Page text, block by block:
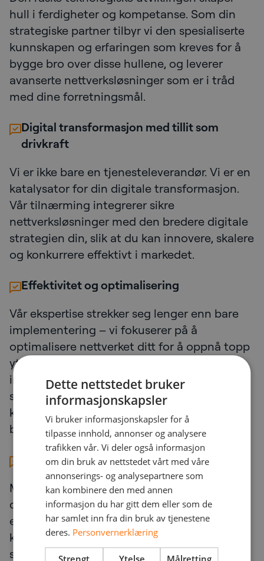
hull i ferdigheter og kompetanse. Som din
strategiske partner tilbyr vi den spesialiserte
kunnskapen og erfaringen som kreves for å
bygge bro over disse hullene, og leverer
avanserte nettverksløsninger som er i tråd
med dine forretningsmål.
Digital transformasjon med tillit som
drivkraft
Vi er ikke bare en tjenesteleverandør. Vi er en
katalysator for din digitale transformasjon.
Vår tilnærming integrerer sikre
nettverksløsninger med den bredere digitale
strategien din, slik at du kan innovere, skalere
og konkurrere effektivt i markedet.
Effektivitet og optimalisering
Vår ekspertise strekker seg lenger enn bare
implementering – vi fokuserer på å
optimalisere nettverket ditt for å oppnå topp
ytelse. Fra LAN- og WLAN-løsninger til IoT-
integrasjon og nettverksadministrasjon – vi
sørger for at driften din er effektiv,
kostnadseffektiv og i tråd med bransjens
beste praksis.
Strategisk vekst
Med vår støtte kan organisasjonen din åpne
opp for nye forretningsmuligheter,
ekspandere til nye markeder og forbedre
kundeopplevelsene. Vi tilbyr den sikre og
smidige infrastrukturen som trengs for å
Dette nettstedet bruker
informasjonskapsler
Vi bruker informasjonskapsler for å
tilpasse innhold, annonser og analysere
trafikken vår. Vi deler også informasjon
om din bruk av nettstedet vårt med våre
annonserings- og analysepartnere som
kan kombinere den med annen
informasjon du har gitt dem eller som de
har samlet inn fra din bruk av tjenestene
deres. Personvernerklæring
Strengt Ytelse Målretting